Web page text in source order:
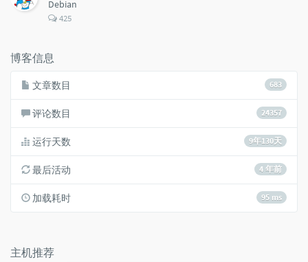
Debian
评
425
博客信息
683
文章数目
24357
评论数目
9年130天
运行天数
4 年前
最后活动
95 ms
加载耗时
主机推荐